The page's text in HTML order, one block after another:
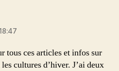
tous ces articles et infos sur
cultures d’hiver. J’ai deux